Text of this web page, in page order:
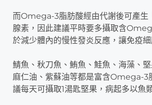
而Omega-3脂肪酸經由代謝後可產生
腺素，因此建議平時要多攝取含
於減少體內的慢性發炎反應，讓免疫細
鯖魚、秋刀魚、鮪魚、鮭魚、海藻、
麻仁油、紫蘇油等都是富含Omega-3
議每天可攝取1湯匙堅果，病起多以魚